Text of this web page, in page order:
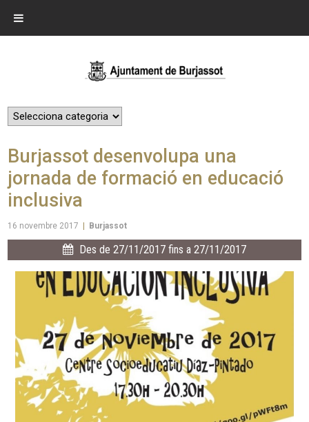
Burjassot desenvolupa una
jornada de formació en educació
inclusiva
16 novembre 2017 Burjassot
Des de 27/11/2017 fins a 27/11/2017